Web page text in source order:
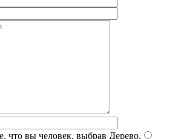
что вы человек, выбрав Дерево.